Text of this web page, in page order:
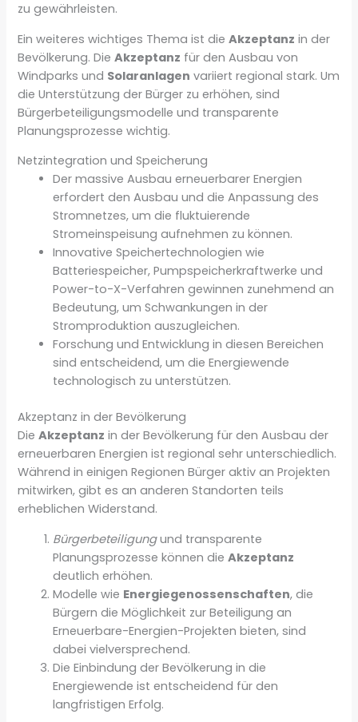
zu gewährleisten.
Ein weiteres wichtiges Thema ist dieAkzeptanz in der
Bevölkerung. DieAkzeptanz für den Ausbau von
Windparks und Solaranlagen variiert regional stark. Um
die Unterstützung der Bürger zu erhöhen, sind
Bürgerbeteiligungsmodelle und transparente
Planungsprozesse wichtig.
Netzintegration und Speicherung
Der massive Ausbau erneuerbarer Energien
erfordert den Ausbau und die Anpassung des
Stromnetzes, um die fluktuierende
Stromeinspeisung aufnehmen zu können.
Innovative Speichertechnologien wie
Batteriespeicher, Pumpspeicherkraftwerke und
Power-to-X-Verfahren gewinnen zunehmend an
Bedeutung, um Schwankungen in der
Stromproduktion auszugleichen.
Forschung und Entwicklung in diesen Bereichen
sind entscheidend, um die Energiewende
technologisch zu unterstützen.
Akzeptanz in der Bevölkerung
DieAkzeptanz in der Bevölkerung für den Ausbau der
erneuerbaren Energien ist regional sehr unterschiedlich.
Während in einigen Regionen Bürger aktiv an Projekten
mitwirken, gibt es an anderen Standorten teils
erheblichen Widerstand.
Bürgerbeteiligungund transparente
Planungsprozesse können dieAkzeptanz
deutlich erhöhen.
Modelle wie Energiegenossenschaften, die
Bürgern die Möglichkeit zur Beteiligung an
Erneuerbare-Energien-Projekten bieten, sind
dabei vielversprechend.
Die Einbindung der Bevölkerung in die
Energiewende ist entscheidend für den
langfristigen Erfolg.